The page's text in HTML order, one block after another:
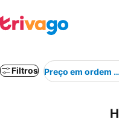
Filtros Preço em ordem